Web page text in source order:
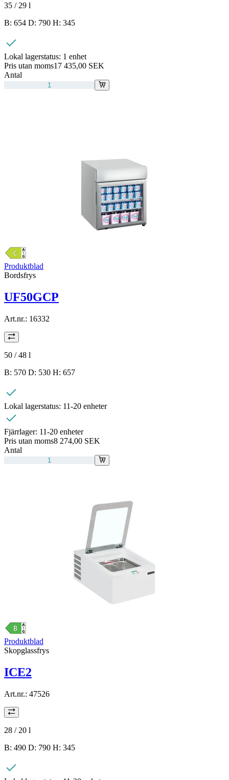
35 / 29 l
B: 654 D: 790 H: 345
Lokal lagerstatus: 1 enhet
Pris utan moms17 435,00 SEK
Antal
Produktblad
Bordsfrys
UF50GCP
Art.nr.: 16332
50 / 48 l
B: 570 D: 530 H: 657
Lokal lagerstatus: 11-20 enheter
Fjärrlager: 11-20 enheter
Pris utan moms8 274,00 SEK
Antal
Produktblad
Skopglassfrys
ICE2
Art.nr.: 47526
28 / 20 l
B: 490 D: 790 H: 345